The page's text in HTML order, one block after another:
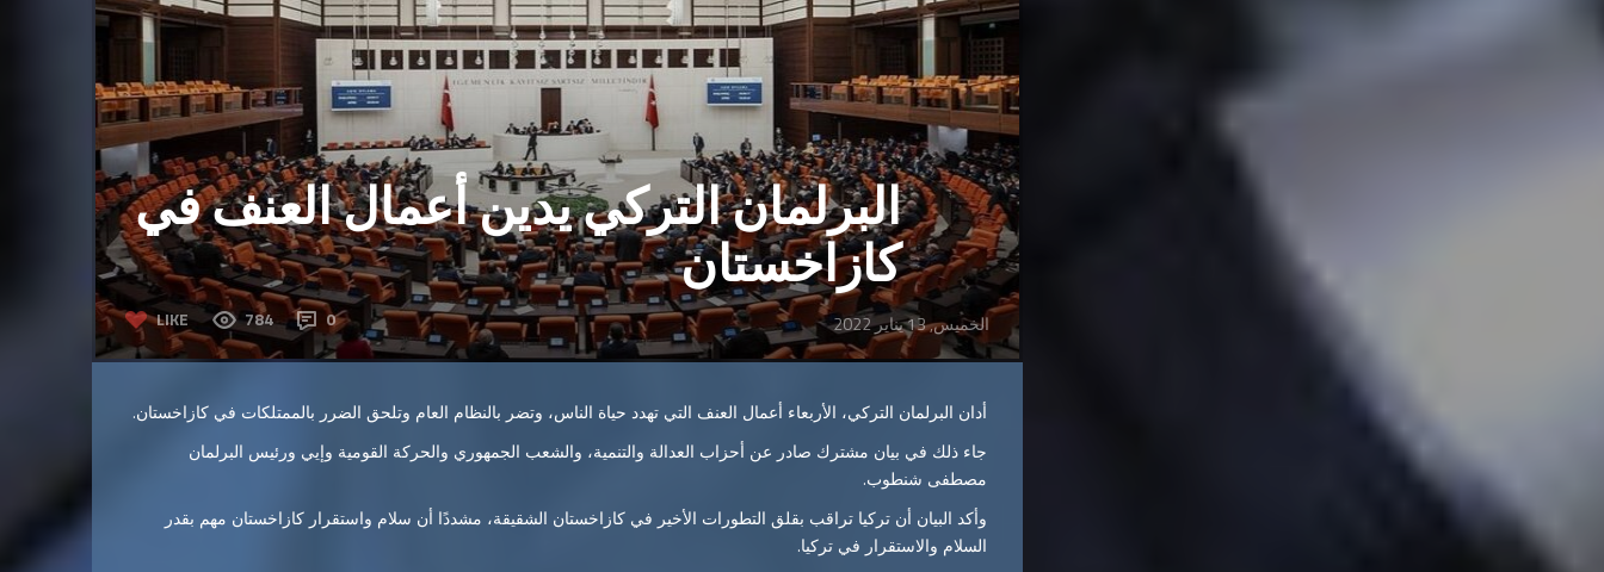
البرلمان التركي يدين أعمال العنف في
كازاخستان
LIKE 784 0 الخميس, 13 يناير 2022
أدان البرلمان التركي، الأربعاء أعمال العنف التي تهدد حياة الناس، وتضر بالنظام العام وتلحق الضرر بالممتلكات في كازاخستان.
جاء ذلك في بيان مشترك صادر عن أحزاب العدالة والتنمية، والشعب الجمهوري والحركة القومية وإيي ورئيس البرلمان
مصطفى شنطوب.
وأكد البيان أن تركيا تراقب بقلق التطورات الأخير في كازاخستان الشقيقة، مشددًا أن سلام واستقرار كازاخستان مهم بقدر
السلام والاستقرار في تركيا.